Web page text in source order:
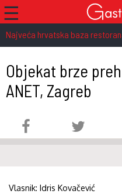
☰
Najveća hrvatska baza
Objekat brze
ANET, Zagreb
Vlasnik:Idris Kovačević